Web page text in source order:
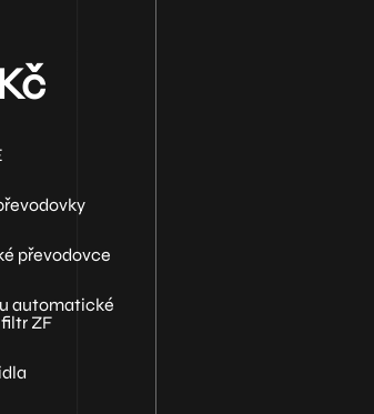
převodovce
automatické
ZF